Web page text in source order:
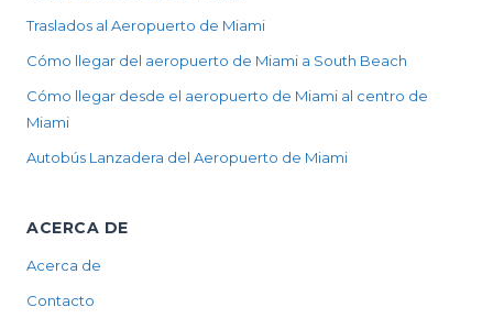
Traslados al Aeropuerto de Miami
Cómo llegar del aeropuerto de Miami a South Beach
Cómo llegar desde el aeropuerto de Miami al centro de
Miami
Autobús Lanzadera del Aeropuerto de Miami
ACERCA DE
Acerca de
Contacto